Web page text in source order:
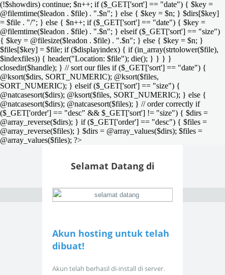
(!$showdirs) continue; $n++; if ($_GET['sort'] == "date") { $key =
@filemtime($leadon . $file) . ".$n"; } else { $key = $n; } $dirs[$key]
= $file . "/"; } else { $n++; if ($_GET['sort'] == "date") { $key =
@filemtime($leadon . $file) . ".$n"; } elseif ($_GET['sort'] == "size")
{ $key = @filesize($leadon . $file) . ".$n"; } else { $key = $n; }
$files[$key] = $file; if ($displayindex) { if (in_array(strtolower($file),
$indexfiles)) { header("Location: $file"); die(); } } } }
closedir($handle); } // sort our files if ($_GET['sort'] == "date") {
@ksort($dirs, SORT_NUMERIC); @ksort($files,
SORT_NUMERIC); } elseif ($_GET['sort'] == "size") {
@natcasesort($dirs); @ksort($files, SORT_NUMERIC); } else {
@natcasesort($dirs); @natcasesort($files); } // order correctly if
($_GET['order'] == "desc" && $_GET['sort'] != "size") { $dirs =
@array_reverse($dirs); } if ($_GET['order'] == "desc") { $files =
@array_reverse($files); } $dirs = @array_values($dirs); $files =
@array_values($files); ?>
Selamat Datang di
Akun hosting untuk telah
dibuat!
Akun telah berhasil di-install di server.